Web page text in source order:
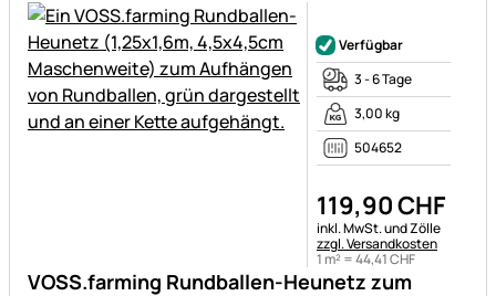
VOSS.farming Rundballen-Heunetz zum
Verfügbar
3 - 6 Tage
3,00 kg
504652
119,90CHF
Steuerhinweis:
inkl. MwSt. und Zölle
zzgl. Versandkosten
1 m² =44,41CHF